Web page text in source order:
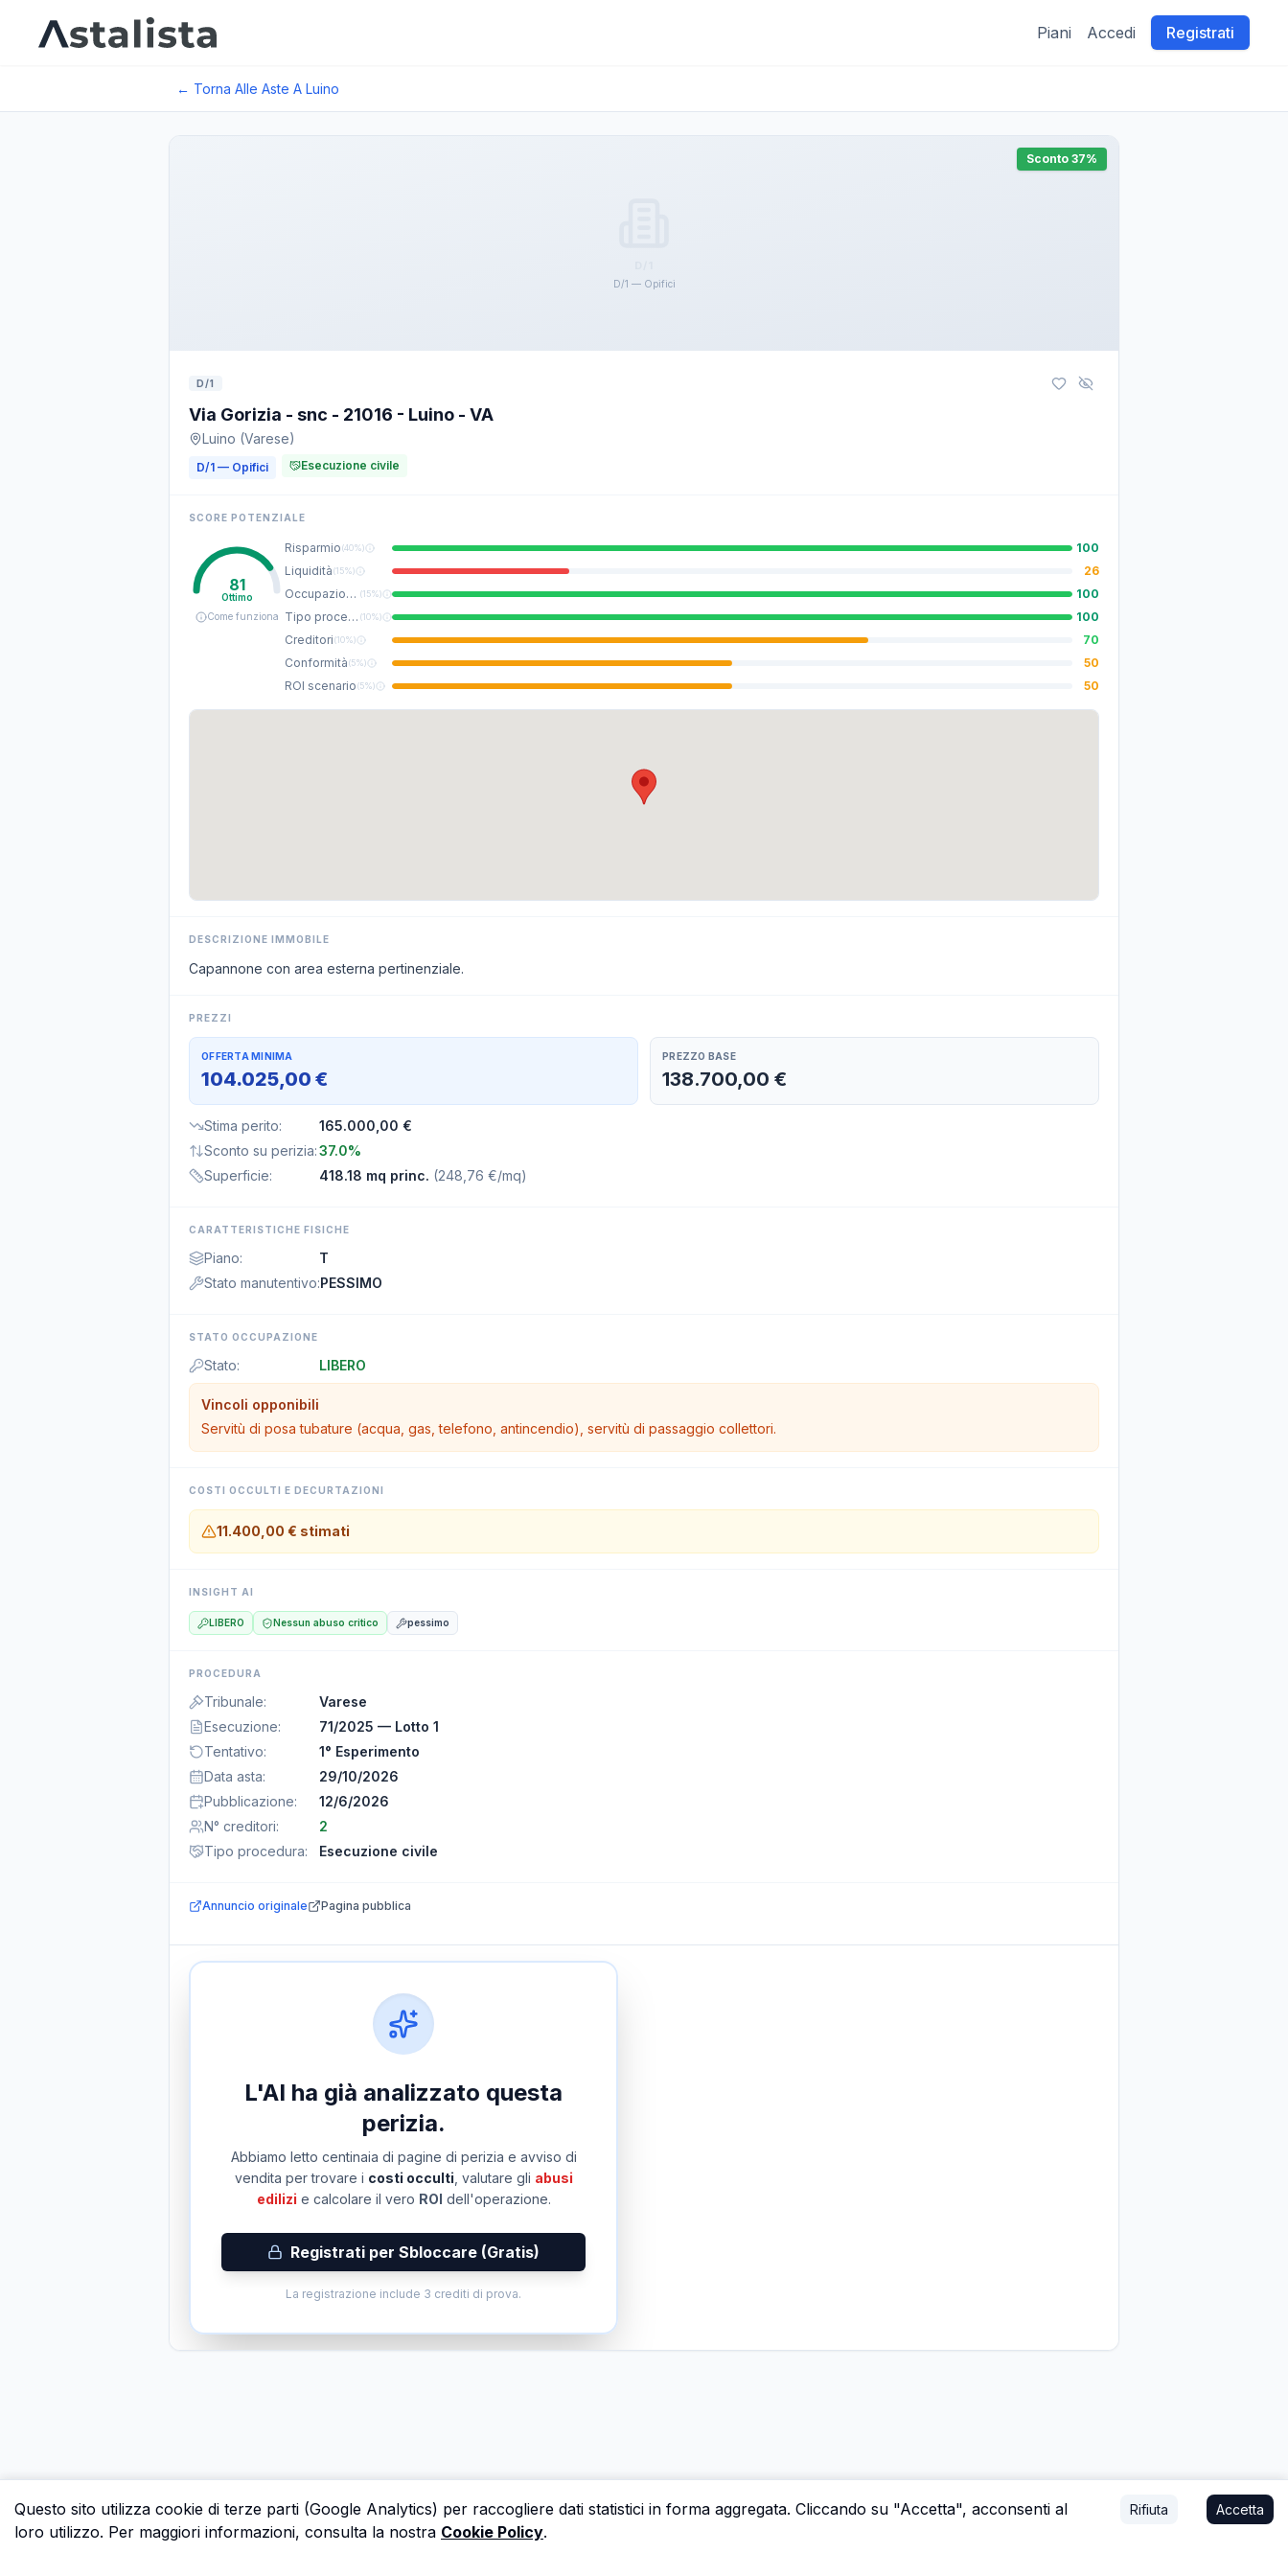
Piani Accedi Registrati
← Torna Alle Aste A Luino
D/1 — Opifici
Sconto 37%
D/1
Via Gorizia - snc - 21016 - Luino - VA
Luino (Varese)
D/1 — Opifici Esecuzione civile
SCORE POTENZIALE
81
Ottimo
Come funziona
Risparmio(40%)
100
Liquidità(15%)
26
Occupazione (15%)
100
Tipo procedura (10%)
100
Creditori(10%)
70
Conformità(5%)
50
ROI scenario(5%) 50
DESCRIZIONE IMMOBILE
Capannone con area esterna pertinenziale.
PREZZI
OFFERTA MINIMA
104.025,00 €
PREZZO BASE
138.700,00 €
Stima perito:
165.000,00 €
Sconto su perizia:37.0%
Superficie: 418.18 mq princ. (248,76 €/mq)
CARATTERISTICHE FISICHE
Piano:
T
Stato manutentivo:PESSIMO
STATO OCCUPAZIONE
Stato: LIBERO
Vincoli opponibili
Servitù di posa tubature (acqua, gas, telefono, antincendio), servitù di passaggio collettori.
COSTI OCCULTI E DECURTAZIONI
11.400,00 € stimati
INSIGHT AI
LIBERO Nessun abuso critico pessimo
PROCEDURA
Tribunale:
Varese
Esecuzione:
71/2025 — Lotto 1
Tentativo:
1° Esperimento
Data asta:
29/10/2026
Pubblicazione:
12/6/2026
N° creditori:
2
Tipo procedura: Esecuzione civile
Annuncio originale Pagina pubblica
L'AI ha già analizzato questa
perizia.
Abbiamo letto centinaia di pagine di perizia e avviso di
vendita per trovare i costi occulti , valutare gli abusi
edilizi e calcolare il vero ROI dell'operazione.
Registrati per Sbloccare (Gratis)
La registrazione include 3 crediti di prova.
Questo sito utilizza cookie di terze parti (Google Analytics) per raccogliere dati statistici in forma aggregata. Cliccando su "Accetta", acconsenti al
loro utilizzo. Per maggiori informazioni, consulta la nostra Cookie Policy.
Rifiuta Accetta